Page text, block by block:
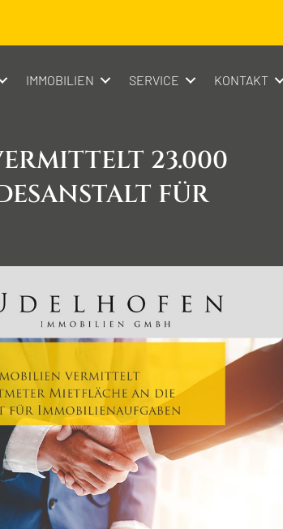
IMMOBILIEN SERVICE KONTAKT
23.000
FÜR